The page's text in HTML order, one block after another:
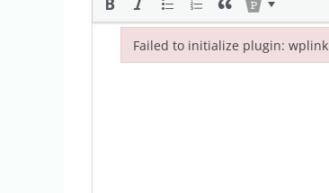
Failed to initialize plugin: wplink
Failed to initialize plugin: wplink